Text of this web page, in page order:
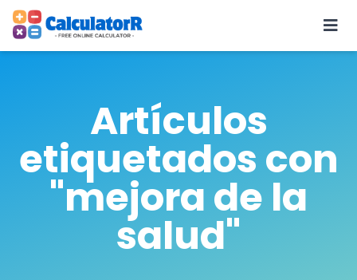
Artículos
etiquetados con
"mejora de la
salud"